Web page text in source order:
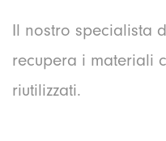
Il nostro specialista
recupera i materiali
riutilizzati.